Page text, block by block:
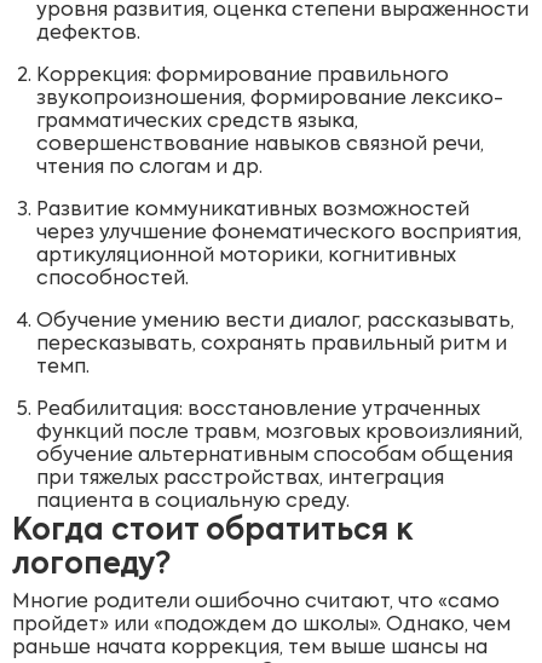
уровня развития, оценка степени выраженности
дефектов.
Коррекция: формирование правильного
звукопроизношения, формирование лексико-
грамматических средств языка,
совершенствование навыков связной речи,
чтения по слогам и др.
Развитие коммуникативных возможностей
через улучшение фонематического восприятия,
артикуляционной моторики, когнитивных
способностей.
Обучение умению вести диалог, рассказывать,
пересказывать, сохранять правильный ритм и
темп.
Реабилитация: восстановление утраченных
функций после травм, мозговых кровоизлияний,
обучение альтернативным способам общения
при тяжелых расстройствах, интеграция
пациента в социальную среду.
Когда стоит обратиться к
логопеду?
Многие родители ошибочно считают, что «само
пройдет» или «подождем до школы». Однако, чем
раньше начата коррекция, тем выше шансы на